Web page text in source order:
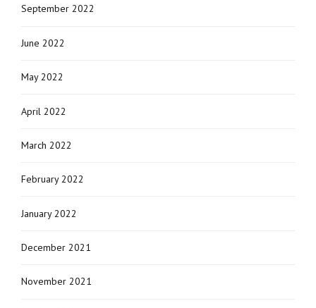
September 2022
June 2022
May 2022
April 2022
March 2022
February 2022
January 2022
December 2021
November 2021